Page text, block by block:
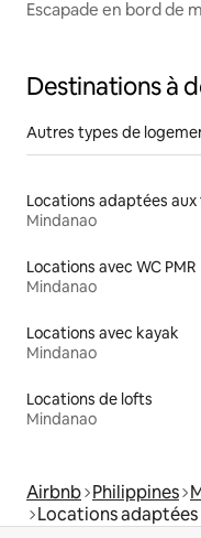
Escapade en bord de
Destinations à
Autres types de
Mindanao
Locations avec WC PMR
Mindanao
Locations avec kayak
Mindanao
Locations de lofts
Mindanao
Airbnb Philippines
Locations adaptées